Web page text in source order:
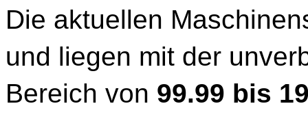
Die aktuellen
und liegen mit der
Bereich von 99.99 bis